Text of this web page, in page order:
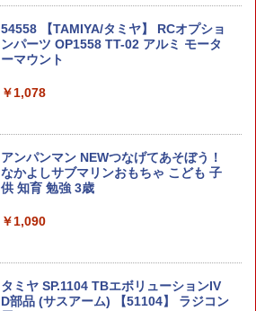
ガンダムUC MSN-06S シナンジュ（アニ
メ版） プラモデル （ZP102056）
ーディアン (組み立て式プラモデル)
￥7,400
MG 1/100 スタークジェガン プラモデル
S.H.Figuarts 『機動戦士ガンダムSEED
DESTINY』 キラ・ヤマト(オーブ連合首
長国パイロットスーツVer．) (塗装済み
可動フィギュア)
￥8,609
ブロック フルーツ – ミニフィギュア –
シリーズ 2
S.H.Figuarts 『HUNTER×HUNTER』 ク
ロロ (塗装済み可動フィギュア)
飛距離 精度 重厚感 クリスマス 誕生日 安
全装置 コッキング エアコキ
ンチ対応 TNバレル【TM00PY6NA】新
品
￥3,190
54558 【TAMIYA/タミヤ】 RCオプショ
ンパーツ OP1558 TT-02 アルミ モータ
ーマウント
￥1,078
アンパンマン NEWつなげてあそぼう！
なかよしサブマリンおもちゃ こども 子
供 知育 勉強 3歳
￥1,090
タミヤ SP.1104 TBエボリューションIV
D部品 (サスアーム) 【51104】 ラジコン